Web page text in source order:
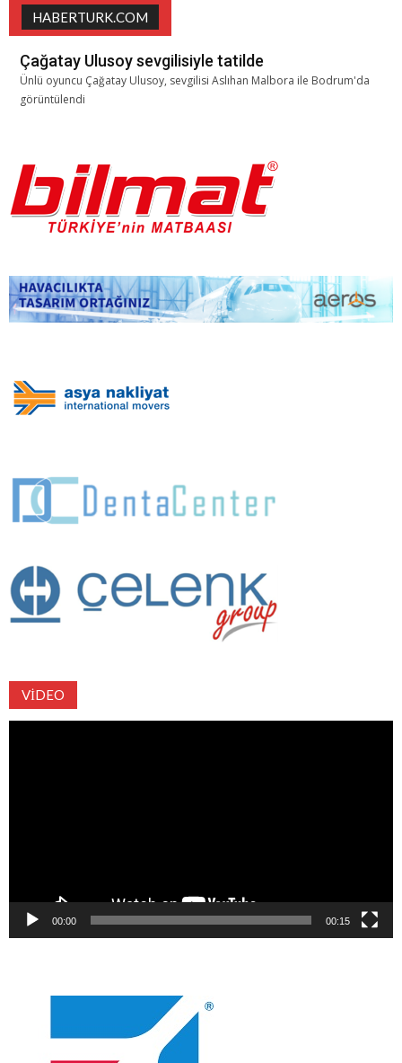
HABERTURK.COM
Çağatay Ulusoy sevgilisiyle tatilde
Ünlü oyuncu Çağatay Ulusoy, sevgilisi Aslıhan Malbora ile Bodrum'da
görüntülendi
VIDEO
00:00 00:15